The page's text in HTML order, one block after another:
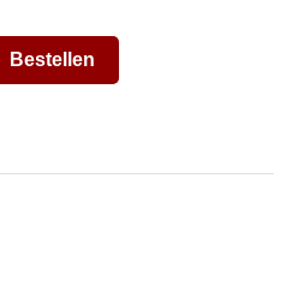
Bestellen